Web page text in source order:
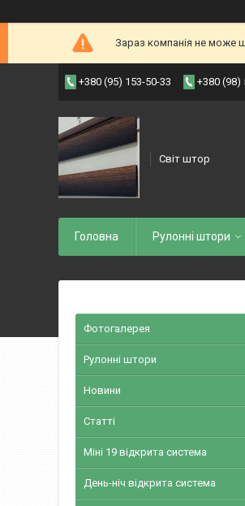
Зараз компанія не може
+380 (95) 153-50-33 +380 (98)
Світ штор
Головна Рулоннi штори
Фотогалерея
Рулонні штори
Новини
Статті
Міні 19 відкрита система
День-ніч відкрита система